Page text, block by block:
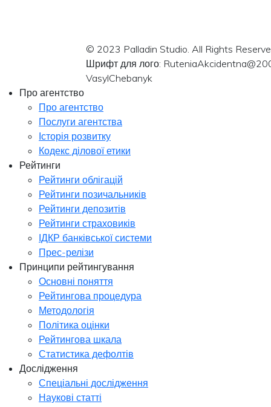
© 2023 Palladin Studio. All Rights
Шрифт для лого:
VasylChebanyk
Про агентство
Про агентство
Послуги агентства
Історія розвитку
Кодекс ділової етики
Рейтинги
Рейтинги облігацій
Рейтинги позичальників
Рейтинги депозитів
Рейтинги страховиків
ІДКР банківської системи
Прес-релізи
Принципи рейтингування
Основні поняття
Рейтингова процедура
Методологія
Політика оцінки
Рейтингова шкала
Статистика дефолтів
Дослідження
Спеціальні дослідження
Наукові статті